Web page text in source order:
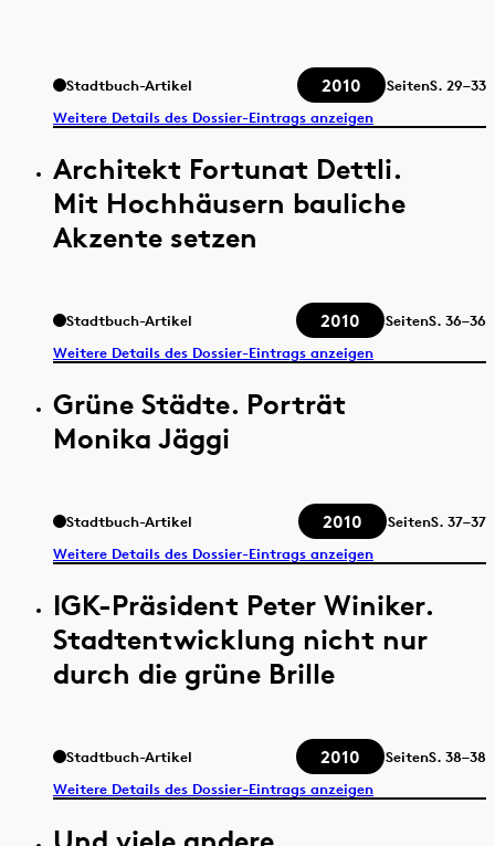
Stadtbuch-Artikel 2010 SeitenS. 29–33
Weitere Details des Dossier-Eintrags anzeigen
Architekt Fortunat Dettli.
Mit Hochhäusern bauliche
Akzente setzen
Stadtbuch-Artikel 2010 SeitenS. 36–36
Weitere Details des Dossier-Eintrags anzeigen
Grüne Städte. Porträt
Monika Jäggi
Stadtbuch-Artikel 2010 SeitenS. 37–37
Weitere Details des Dossier-Eintrags anzeigen
IGK-Präsident Peter Winiker.
Stadtentwicklung nicht nur
durch die grüne Brille
Stadtbuch-Artikel 2010 SeitenS. 38–38
Weitere Details des Dossier-Eintrags anzeigen